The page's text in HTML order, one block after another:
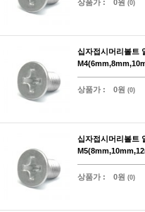
상품가 : 0원 (0)
십자접시머리볼트
상품가 : 0원 (0)
십자접시머리볼트
상품가 : 0원 (0)